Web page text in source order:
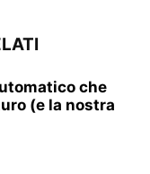
che
(e la nostra